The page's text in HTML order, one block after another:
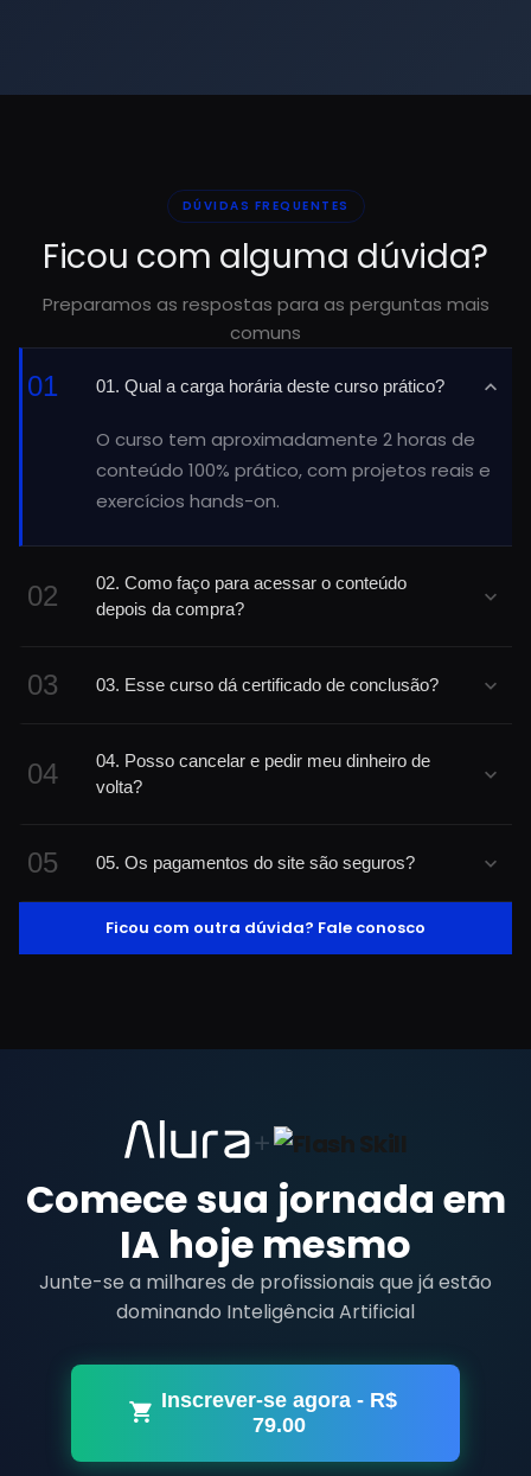
DÚVIDAS FREQUENTES
Ficou com alguma dúvida?
Preparamos as respostas para as perguntas mais
comuns
01 01. Qual a carga horária deste curso prático?
O curso tem aproximadamente 2 horas de
conteúdo 100% prático, com projetos reais e
exercícios hands-on.
02
02. Como faço para acessar o conteúdo
depois da compra?
recebe acesso imediato à plataforma com
03 03. Esse curso dá certificado de conclusão?
você recebe um certificado digital
reconhecido.
04
04. Posso cancelar e pedir meu dinheiro de
volta?
gostar, devolvemos 100% do seu
investimento, sem perguntas.
05 05. Os pagamentos do site são seguros?
Totalmente! Utilizamos criptografia de ponta
Ficou com outra dúvida? Fale conosco
Comece sua jornada em
IA hoje mesmo
Junte-se a milhares de profissionais que já estão
dominando Inteligência Artificial
Inscrever-se agora- R$
79.00